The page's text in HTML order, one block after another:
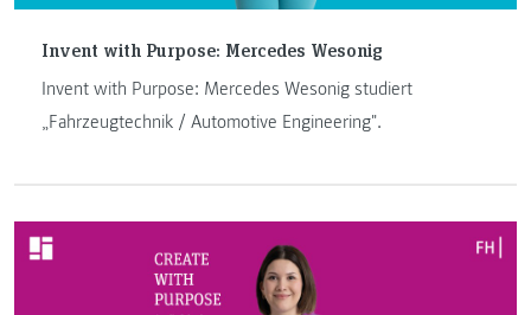
Invent with Purpose: Mercedes Wesonig
Invent with Purpose: Mercedes Wesonig studiert
„Fahrzeugtechnik / Automotive Engineering".